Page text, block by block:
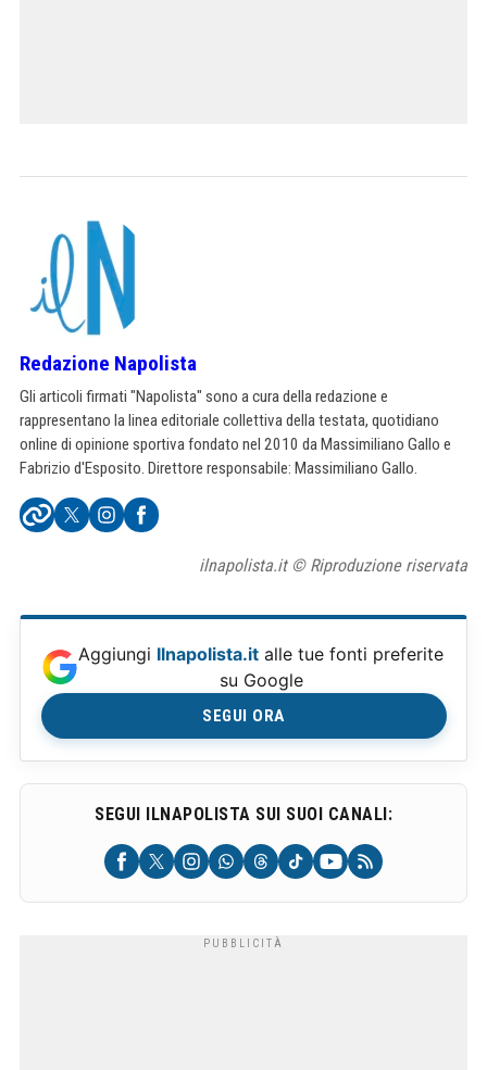
Redazione Napolista
Gli articoli firmati "Napolista" sono a cura della redazione e
rappresentano la linea editoriale collettiva della testata, quotidiano
online di opinione sportiva fondato nel 2010 da Massimiliano Gallo e
Fabrizio d'Esposito. Direttore responsabile: Massimiliano Gallo.
ilnapolista.it © Riproduzione riservata
Aggiungi Ilnapolista.it alle tue fonti preferite
su Google
SEGUI ORA
SEGUI ILNAPOLISTA SUI SUOI CANALI: